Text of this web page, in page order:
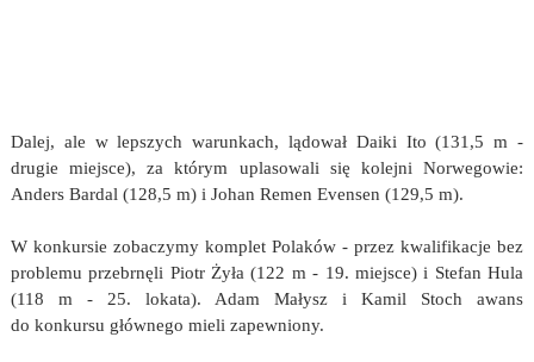
Dalej, ale w lepszych warunkach, lądował Daiki Ito (131,5 m -
drugie miejsce), za którym uplasowali się kolejni Norwegowie:
Anders Bardal (128,5 m) i Johan Remen Evensen (129,5 m).
W konkursie zobaczymy komplet Polaków - przez kwalifikacje bez
problemu przebrnęli Piotr Żyła (122 m - 19. miejsce) i Stefan Hula
(118 m - 25. lokata). Adam Małysz i Kamil Stoch awans
do konkursu głównego mieli zapewniony.